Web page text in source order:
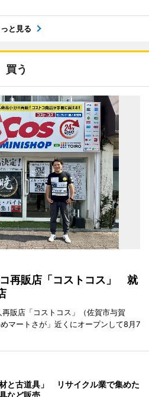
と見る
買う
再販店「コストコス」 就
販店「コストコス」（佐賀市与賀
マートさが」近くにオープンして8月7
と古道具」 リサイクル業で集めた
など販売